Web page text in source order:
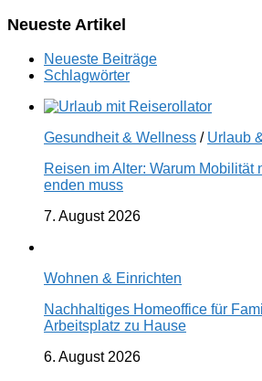
Neueste Artikel
Neueste Beiträge
Schlagwörter
Gesundheit & Wellness / Urlaub
Reisen im Alter: Warum Mobilität
enden muss
7. August 2026
Wohnen & Einrichten
Nachhaltiges Homeoffice für
Arbeitsplatz zu Hause
6. August 2026